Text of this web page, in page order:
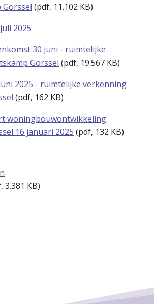
Gorssel (pdf, 11.102 KB)
2025
30 juni - ruimtelijke
Gorssel (pdf, 19.567 KB)
2025 - ruimtelijke verkenning
(pdf, 162 KB)
woningbouwontwikkeling
16 januari 2025 (pdf, 132 KB)
, 3.381 KB)